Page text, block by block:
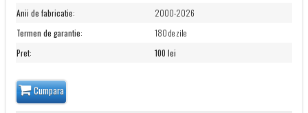
Anii de fabricatie:
2000-2026
Termen de garantie:
180 de zile
Pret: 100 lei
Cumpara